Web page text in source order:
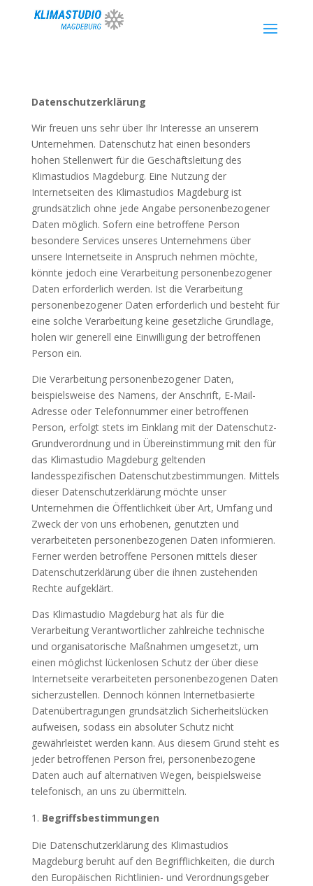
Datenschutzerklärung
Wir freuen uns sehr über Ihr Interesse an unserem
Unternehmen. Datenschutz hat einen besonders
hohen Stellenwert für die Geschäftsleitung des
Klimastudios Magdeburg. Eine Nutzung der
Internetseiten des Klimastudios Magdeburg ist
grundsätzlich ohne jede Angabe personenbezogener
Daten möglich. Sofern eine betroffene Person
besondere Services unseres Unternehmens über
unsere Internetseite in Anspruch nehmen möchte,
könnte jedoch eine Verarbeitung personenbezogener
Daten erforderlich werden. Ist die Verarbeitung
personenbezogener Daten erforderlich und besteht für
eine solche Verarbeitung keine gesetzliche Grundlage,
holen wir generell eine Einwilligung der betroffenen
Person ein.
Die Verarbeitung personenbezogener Daten,
beispielsweise des Namens, der Anschrift, E-Mail-
Adresse oder Telefonnummer einer betroffenen
Person, erfolgt stets im Einklang mit der Datenschutz-
Grundverordnung und in Übereinstimmung mit den für
das Klimastudio Magdeburg geltenden
landesspezifischen Datenschutzbestimmungen. Mittels
dieser Datenschutzerklärung möchte unser
Unternehmen die Öffentlichkeit über Art, Umfang und
Zweck der von uns erhobenen, genutzten und
verarbeiteten personenbezogenen Daten informieren.
Ferner werden betroffene Personen mittels dieser
Datenschutzerklärung über die ihnen zustehenden
Rechte aufgeklärt.
Das Klimastudio Magdeburg hat als für die
Verarbeitung Verantwortlicher zahlreiche technische
und organisatorische Maßnahmen umgesetzt, um
einen möglichst lückenlosen Schutz der über diese
Internetseite verarbeiteten personenbezogenen Daten
sicherzustellen. Dennoch können Internetbasierte
Datenübertragungen grundsätzlich Sicherheitslücken
aufweisen, sodass ein absoluter Schutz nicht
gewährleistet werden kann. Aus diesem Grund steht es
jeder betroffenen Person frei, personenbezogene
Daten auch auf alternativen Wegen, beispielsweise
telefonisch, an uns zu übermitteln.
Begriffsbestimmungen
Die Datenschutzerklärung des Klimastudios
Magdeburg beruht auf den Begrifflichkeiten, die durch
den Europäischen Richtlinien- und Verordnungsgeber